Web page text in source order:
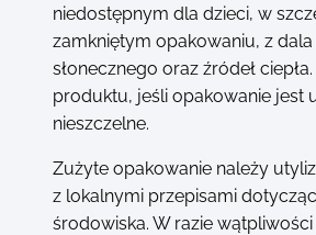
niedostępnym dla dzieci, w
zamkniętym opakowaniu, z dala
słonecznego oraz źródeł
produktu, jeśli opakowanie jest
nieszczelne.
Zużyte opakowanie należy
z lokalnymi przepisami
środowiska. W razie